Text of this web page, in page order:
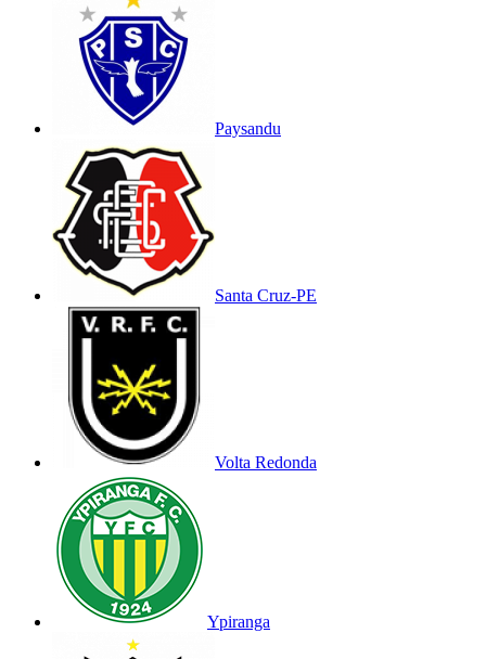
Paysandu
Santa Cruz-PE
Volta Redonda
Ypiranga